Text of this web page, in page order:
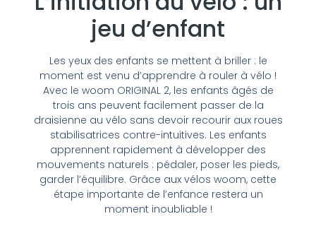
jeu d’enfant
Les yeux des enfants se mettent à briller : le
moment est venu d’apprendre à rouler à vélo !
Avec le woom ORIGINAL 2, les enfants âgés de
trois ans peuvent facilement passer de la
draisienne au vélo sans devoir recourir aux roues
stabilisatrices contre-intuitives. Les enfants
apprennent rapidement à développer des
mouvements naturels : pédaler, poser les pieds,
garder l’équilibre. Grâce aux vélos woom, cette
étape importante de l’enfance restera un
moment inoubliable !